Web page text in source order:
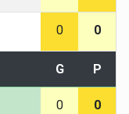
0 0
G P
0 0